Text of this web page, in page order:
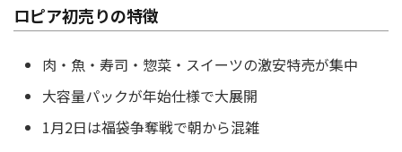
ロピア初売りの特徴
肉・魚・寿司・惣菜・スイーツの激安特売が集中
大容量パックが年始仕様で大展開
1月2日は福袋争奪戦で朝から混雑